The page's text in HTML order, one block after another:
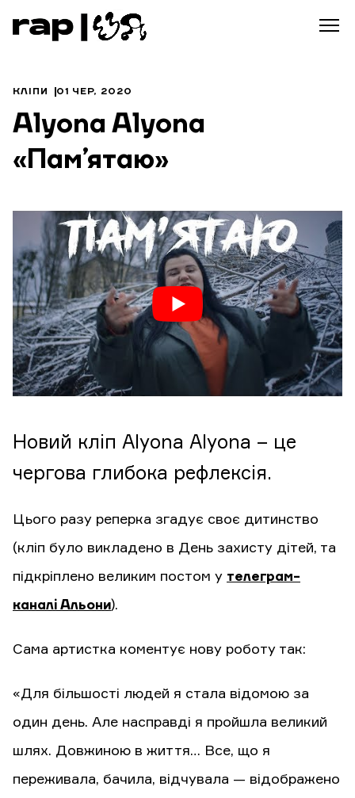
КЛІПИ 01 ЧЕР, 2020
Alyona Alyona
«Пам’ятаю»
Новий кліп Alyona Alyona – це
чергова глибока рефлексія.
Цього разу реперка згадує своє дитинство
(кліп було викладено в День захисту дітей, та
підкріплено великим постом у телеграм-
каналі Альони).
Сама артистка коментує нову роботу так:
«Для більшості людей я стала відомою за
один день. Але насправді я пройшла великий
шлях. Довжиною в життя… Все, що я
переживала, бачила, відчувала — відображено